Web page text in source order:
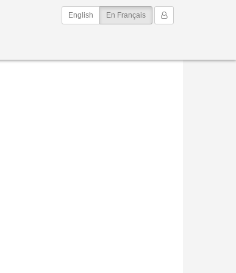
Mon Compte
English En Français(current)